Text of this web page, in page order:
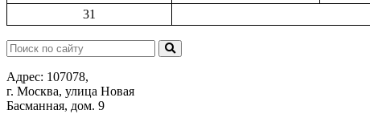
31
Поиск:
Адрес: 107078,
г. Москва, улица Новая
Басманная, дом. 9